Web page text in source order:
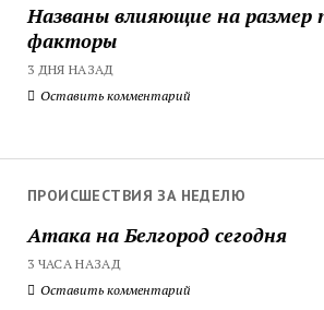
Названы влияющие на размер
факторы
3 ДНЯ НАЗАД
Оставить комментарий
ПРОИСШЕСТВИЯ ЗА НЕДЕЛЮ
Атака на Белгород сегодня
3 ЧАСА НАЗАД
Оставить комментарий